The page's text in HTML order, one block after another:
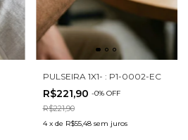
PULSEIRA 1X1- : P1-0002-EC
R$221,90 -0% OFF
R$221,90
4 x de R$55,48 sem juros